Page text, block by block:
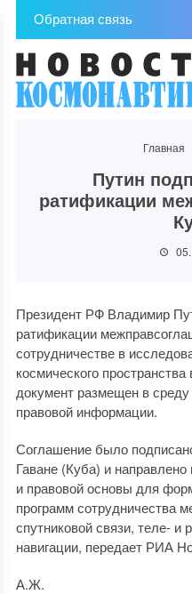
Обратная связь
Главная
Путин
ратификации
Президент РФ Владимир
ратификации
сотрудничестве в
космического
документ размещен в
правовой информации.
Соглашение было
Гаване (Куба) и направлено
и правовой основы для
программ сотрудничества
спутниковой связи, теле- и
навигации, передает РИА
А.Ж.